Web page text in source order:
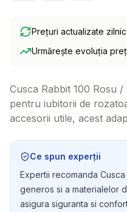
Prețuri actualizate zilnic
Urmărește evoluția
Cusca Rabbit 100 Rosu
pentru iubitorii de
accesorii utile, acest
dumneavoastra,
aventura plina de bucurie.
Ce spun experții
Expertii recomanda
generos si a materialelor
asigura siguranta si